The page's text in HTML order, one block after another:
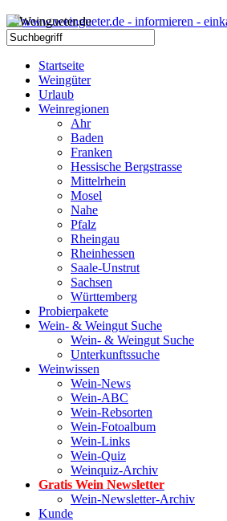
Startseite
Weingüter
Urlaub
Weinregionen
Ahr
Baden
Franken
Hessische Bergstrasse
Mittelrhein
Mosel
Nahe
Pfalz
Rheingau
Rheinhessen
Saale-Unstrut
Sachsen
Württemberg
Probierpakete
Wein- & Weingut Suche
Wein- & Weingut Suche
Unterkunftssuche
Weinwissen
Wein-News
Wein-ABC
Wein-Rebsorten
Wein-Fotoalbum
Wein-Links
Wein-Quiz
Weinquiz-Archiv
Gratis Wein Newsletter
Wein-Newsletter-Archiv
Kunde